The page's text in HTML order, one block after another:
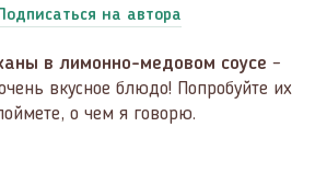
на автора
в лимонно-медовом соусе –
вкусное блюдо! Попробуйте их
о чем я говорю.